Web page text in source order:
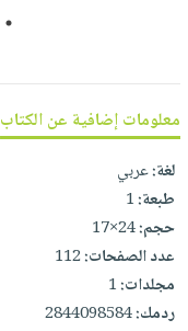
مناسباتيتكرر
طرحها
خدمات
نيل
وفرات
انشر
كتابك
تواصل
نشرة
الإصدارات
1
معلومات إضافية عن الكتاب
لغة:عربي
طبعة:1
حجم:24×17
عدد الصفحات:112
مجلدات:1
ردمك:2844098584